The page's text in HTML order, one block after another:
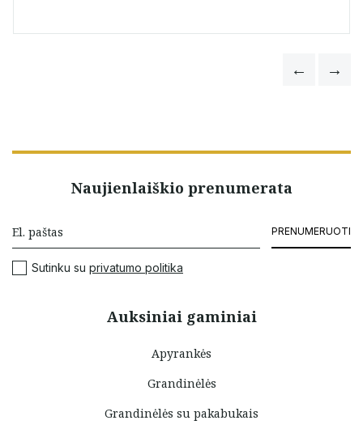
Auksiniai gaminiai
Apyrankės
Grandinėlės
Grandinėlės su pakabukais
Naujienlaiškio prenumerata
PRENUMERUOTI
Sutinku su privatumo politika